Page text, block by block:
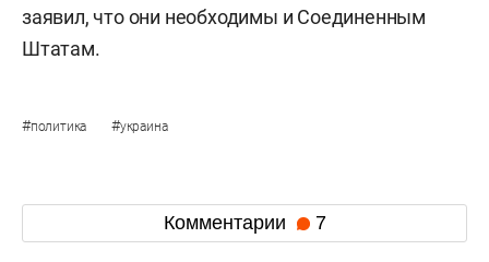
заявил, что они необходимы и Соединенным
Штатам.
#политика #украина
Комментарии 7